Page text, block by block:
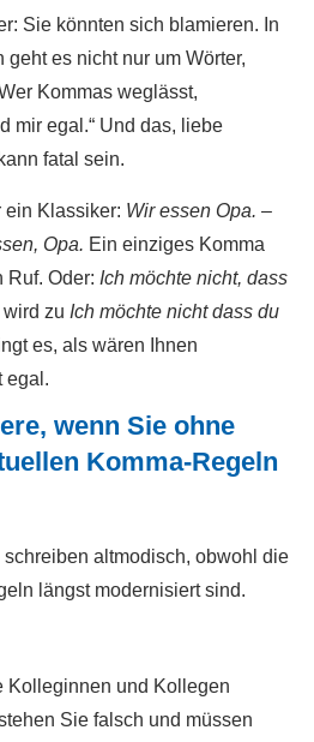
Sie könnten sich blamieren. In
es nicht nur um Wörter,
Kommas weglässt,
mir egal.“ Und das, liebe
fatal sein.
Klassiker: Wir essen Opa. –
Opa. Ein einziges Komma
Ruf. Oder: Ich möchte nicht, dass
zu Ich möchte nicht dass du
es, als wären Ihnen
egal.
wenn Sie ohne
Komma-Regeln
schreiben altmodisch, obwohl die
längst modernisiert sind.
Kolleginnen und Kollegen
Sie falsch und müssen